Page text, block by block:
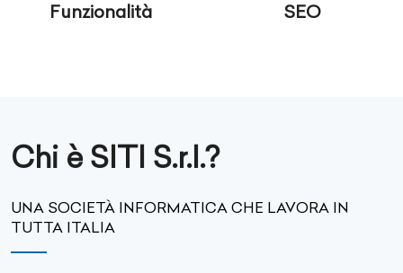
Funzionalità SEO
Chi è SITI S.r.l.?
UNA SOCIETÀ INFORMATICA CHE LAVORA IN
TUTTA ITALIA